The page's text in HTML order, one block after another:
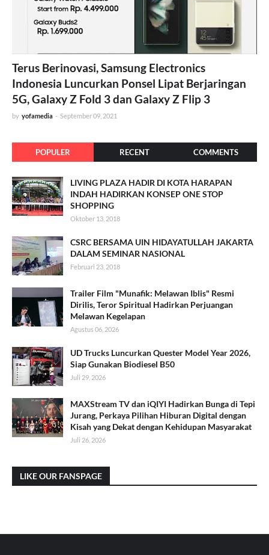
Terus Berinovasi, Samsung Electronics
Indonesia Luncurkan Ponsel Lipat Berjaringan
5G, Galaxy Z Fold 3 dan Galaxy Z Flip 3
by yofamedia - September 09, 2021
POPULER RECENT COMMENTS
LIVING PLAZA HADIR DI KOTA HARAPAN
INDAH HADIRKAN KONSEP ONE STOP
SHOPPING
Oktober 13, 2018
CSRC BERSAMA UIN HIDAYATULLAH JAKARTA
DALAM SEMINAR NASIONAL
Februari 23, 2018
Trailer Film "Munafik: Melawan Iblis" Resmi
Dirilis, Teror Spiritual Hadirkan Perjuangan
Melawan Kegelapan
Agustus 06, 2026
UD Trucks Luncurkan Quester Model Year 2026,
Siap Gunakan Biodiesel B50
Juli 29, 2026
MAXStream TV dan iQIYI Hadirkan Bunga di Tepi
Jurang, Perkaya Pilihan Hiburan Digital dengan
Kisah yang Dekat dengan Kehidupan Masyarakat
Juli 26, 2026
LIKE OUR FANSPAGE